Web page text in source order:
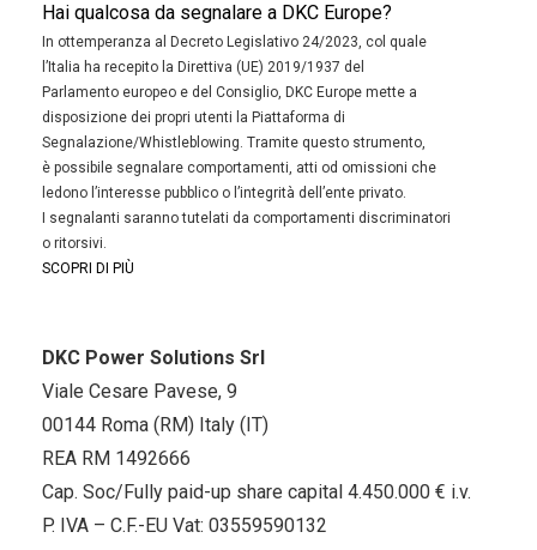
Hai qualcosa da segnalare a DKC Europe?
In ottemperanza al Decreto Legislativo 24/2023, col quale
l’Italia ha recepito la Direttiva (UE) 2019/1937 del
Parlamento europeo e del Consiglio, DKC Europe mette a
disposizione dei propri utenti la Piattaforma di
Segnalazione/Whistleblowing. Tramite questo strumento,
è possibile segnalare comportamenti, atti od omissioni che
ledono l’interesse pubblico o l’integrità dell’ente privato.
I segnalanti saranno tutelati da comportamenti discriminatori
o ritorsivi.
SCOPRI DI PIÙ
DKC Power Solutions Srl
Viale Cesare Pavese, 9
00144 Roma (RM) Italy (IT)
REA RM 1492666
Cap. Soc/Fully paid-up share capital 4.450.000 € i.v.
P. IVA – C.F.-EU Vat: 03559590132